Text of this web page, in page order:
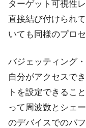
ターゲット可視性
直接結び付けられ
いても同様のプロ
バジェッティング
自分がアクセスで
トを設定できるこ
って周波数とシェ
のデバイスでのパ